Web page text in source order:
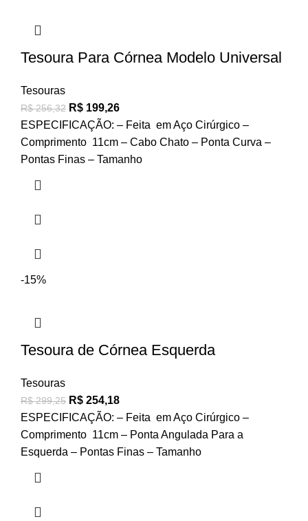
Tesoura Para Córnea Modelo Universal
Tesouras
R$256,32 R$ 199,26
ESPECIFICAÇÃO: – Feita em Aço Cirúrgico –
Comprimento 11cm – Cabo Chato – Ponta Curva –
Pontas Finas – Tamanho
-15%
Tesoura de Córnea Esquerda
Tesouras
R$299,25 R$ 254,18
ESPECIFICAÇÃO: – Feita em Aço Cirúrgico –
Comprimento 11cm – Ponta Angulada Para a
Esquerda – Pontas Finas – Tamanho